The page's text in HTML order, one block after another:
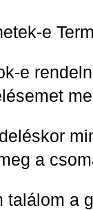
e
e
a
találom a